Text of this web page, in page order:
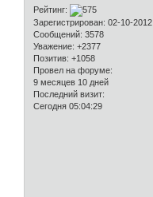
Рейтинг:
Зарегистрирован: 02-10-2012
Сообщений: 3578
Уважение: +2377
Позитив: +1058
Провел на форуме:
9 месяцев 10 дней
Последний визит:
Сегодня 05:04:29